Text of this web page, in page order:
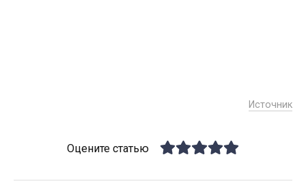
Источник
Оцените статью